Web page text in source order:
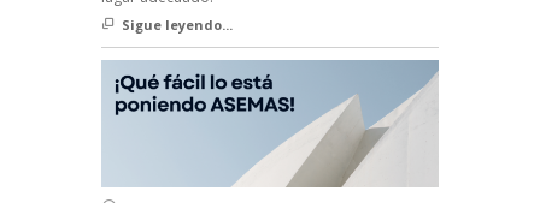
Sigue leyendo...